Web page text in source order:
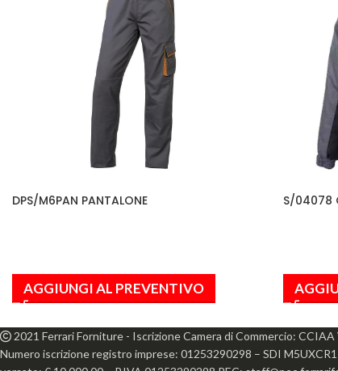
DPS/M6PAN PANTALONE
AGGIUNGI AL PREVENTIVO
S/04078
2021 Ferrari Forniture - Iscrizione Camera di Commercio:
Numero iscrizione registro imprese: 01253290298 – SDI